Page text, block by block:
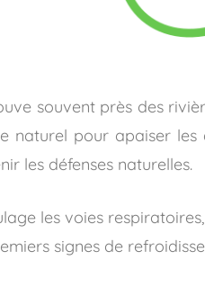
souvent près des
naturel pour apaiser
les défenses naturelles.
les voies
signes de